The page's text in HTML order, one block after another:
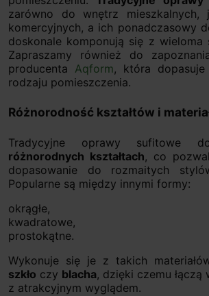
zarówno do wnętrz mieszkalnych,
komercyjnych, a ich ponadczasowy
doskonale komponują się z wieloma
Zapraszamy również do
producenta Aqform, która
rodzaju pomieszczenia.
Różnorodność kształtów i
Tradycyjne oprawy sufitowe
różnorodnych kształtach, co
dopasowanie do rozmaitych
Popularne są między innymi formy:
okrągłe,
kwadratowe,
prostokątne.
Wykonuje się je z takich
szkło czy blacha, dzięki czemu
z atrakcyjnym wyglądem.